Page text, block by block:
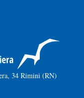
34 Rimini (RN)